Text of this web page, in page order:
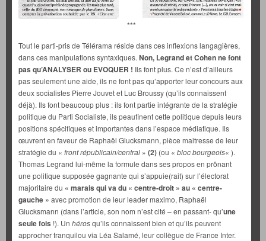
***
Tout le parti-pris de Télérama réside dans ces inflexions langagières,
dans ces manipulations syntaxiques. Non, Legrand et Cohen ne font
pas qu’ANALYSER ou EVOQUER ! Ils font plus. Ce n’est d’ailleurs
pas seulement une aide, ils ne font pas qu’apporter leur concours aux
deux socialistes Pierre Jouvet et Luc Broussy (qu’ils connaissent
déjà). Ils font beaucoup plus : ils font partie intégrante de la stratégie
politique du Parti Socialiste, ils peaufinent cette politique depuis leurs
positions spécifiques et importantes dans l’espace médiatique. Ils
œuvrent en faveur de Raphaël Glucksmann, pièce maitresse de leur
stratégie du « front républicain/central » (2) (ou « bloc bourgeois« ).
Thomas Legrand lui-même la formule dans ses propos en prônant
une politique supposée gagnante qui s’appuie(rait) sur l’électorat
majoritaire du « marais qui va du « centre-droit » au « centre-
gauche » avec promotion de leur leader maximo, Raphaël
Glucksmann (dans l’article, son nom n’est cité – en passant- qu’une
seule fois !). Un hérosqu’ils connaissent bien et qu’ils peuvent
approcher tranquilou via Léa Salamé, leur collègue de France Inter.